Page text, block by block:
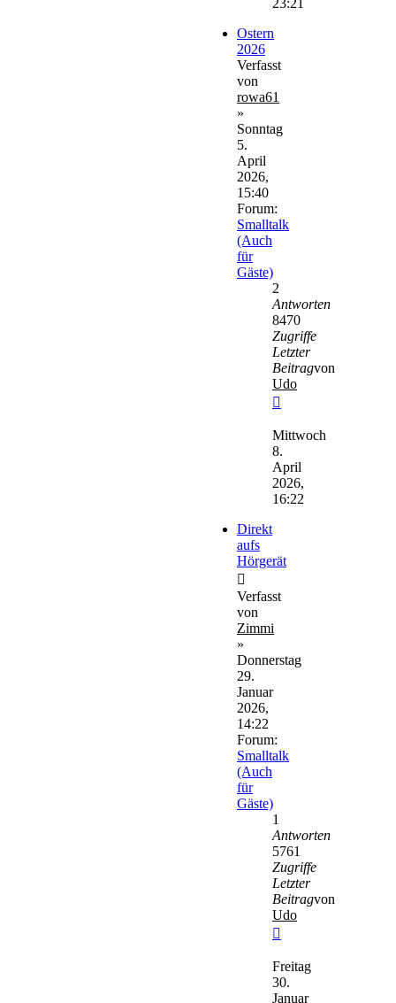
23:21
Ostern
2026
Verfasst
von
rowa61
»
Sonntag
5.
April
2026,
15:40
Forum:
Smalltalk
(Auch
für
Gäste)
2
Antworten
8470
Zugriffe
Letzter
Beitragvon
Udo
Beitrag
Mittwoch
8.
April
2026,
16:22
Direkt
aufs
Hörgerät
Verfasst
von
Zimmi
»
Donnerstag
29.
Januar
2026,
14:22
Forum:
Smalltalk
(Auch
für
Gäste)
1
Antworten
5761
Zugriffe
Letzter
Beitragvon
Udo
Beitrag
Freitag
30.
Januar